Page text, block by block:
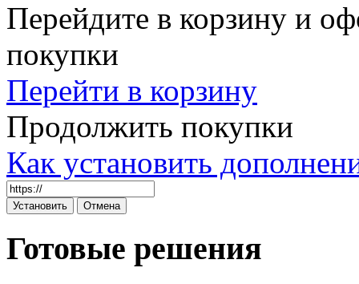
Перейдите в корзину и
покупки
Перейти в корзину
Продолжить покупки
Как установить
Готовые решения